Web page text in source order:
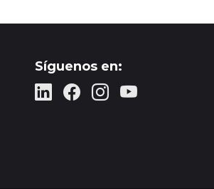
Síguenos en: